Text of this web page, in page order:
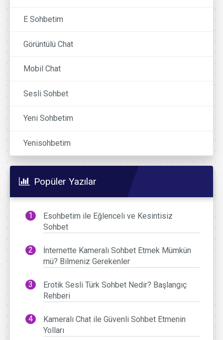
E Sohbetim
Görüntülü Chat
Mobil Chat
Sesli Sohbet
Yeni Sohbetim
Yenisohbetim
Popüler Yazılar
Esohbetim ile Eğlenceli ve Kesintisiz
Sohbet
İnternette Kameralı Sohbet Etmek Mümkün
mü? Bilmeniz Gerekenler
Erotik Sesli Türk Sohbet Nedir? Başlangıç
Rehberi
Kameralı Chat ile Güvenli Sohbet Etmenin
Yolları